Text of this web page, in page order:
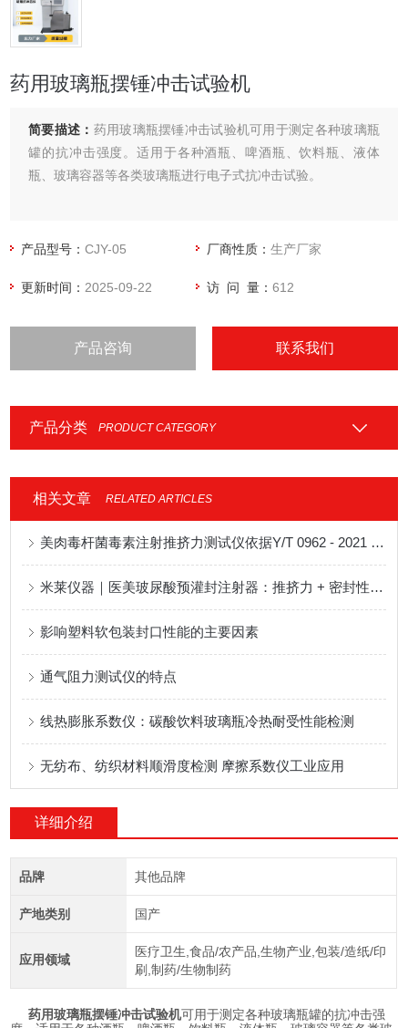
药用玻璃瓶摆锤冲击试验机
简要描述： 药用玻璃瓶摆锤冲击试验机可用于测定各种玻璃瓶
罐的抗冲击强度。适用于各种酒瓶、啤酒瓶、饮料瓶、液体
瓶、玻璃容器等各类玻璃瓶进行电子式抗冲击试验。
产品型号：CJY-05 厂商性质：生产厂家
更新时间： 2025-09-22 访 问 量：612
产品咨询 联系我们
产品分类 PRODUCT CATEGORY
相关文章 RELATED ARTICLES
美肉毒杆菌毒素注射推挤力测试仪依据Y/T 0962 - 2021 标准
米莱仪器｜医美玻尿酸预灌封注射器：推挤力 + 密封性一体化检测方案
影响塑料软包装封口性能的主要因素
通气阻力测试仪的特点
线热膨胀系数仪：碳酸饮料玻璃瓶冷热耐受性能检测
无纺布、纺织材料顺滑度检测 摩擦系数仪工业应用
详细介绍
品牌 其他品牌
产地类别 国产
应用领域
医疗卫生,食品/农产品,生物产业,包装/造纸/印
刷,制药/生物制药
药用玻璃瓶摆锤冲击试验机可用于测定各种玻璃瓶罐的抗冲击强